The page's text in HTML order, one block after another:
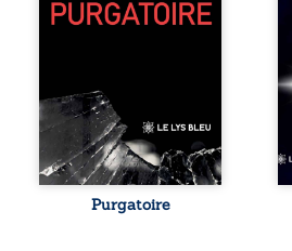
profondément
intime. Entre
poèmes bruts,
pamphlets et
réflexions
philosophiques,
chaque texte
ouvre une porte
sur l’existence. Ici,
nul ordre imposé :
Purgatoire